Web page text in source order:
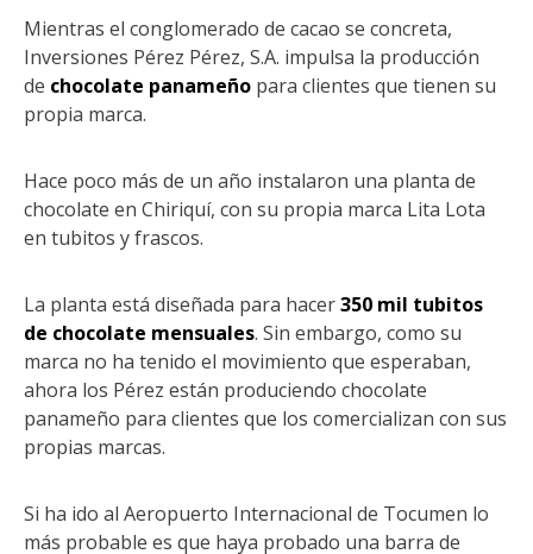
Mientras el conglomerado de cacao se concreta,
Inversiones Pérez Pérez, S.A. impulsa la producción
de chocolate panameño para clientes que tienen su
propia marca.
Hace poco más de un año instalaron una planta de
chocolate en Chiriquí, con su propia marca Lita Lota
en tubitos y frascos.
La planta está diseñada para hacer350 mil tubitos
de chocolate mensuales. Sin embargo, como su
marca no ha tenido el movimiento que esperaban,
ahora los Pérez están produciendo chocolate
panameño para clientes que los comercializan con sus
propias marcas.
Si ha ido al Aeropuerto Internacional de Tocumen lo
más probable es que haya probado una barra de